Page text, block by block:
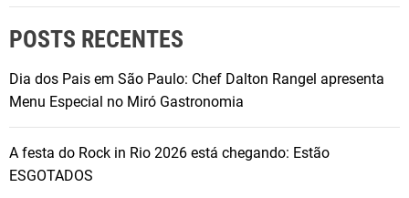
POSTS RECENTES
Dia dos Pais em São Paulo: Chef Dalton Rangel apresenta
Menu Especial no Miró Gastronomia
A festa do Rock in Rio 2026 está chegando: Estão
ESGOTADOS